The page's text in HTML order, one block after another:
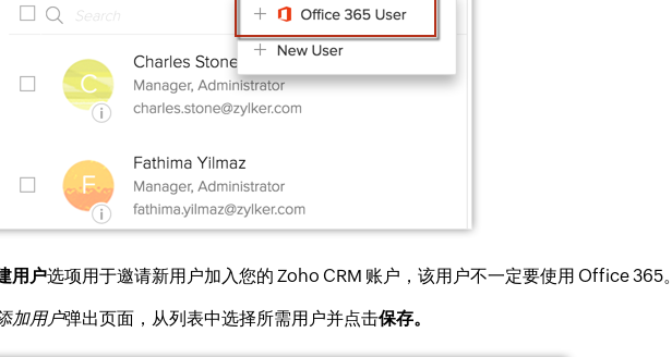
用户选项用于邀请新用户加入您的 Zoho CRM 账户，该用户不一定要使用 Office 365。
加用户弹出页面，从列表中选择所需用户并点击保存。